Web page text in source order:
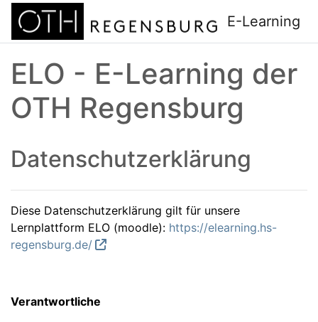
Zum Hauptinhalt
E-Learning
ELO - E-Learning der
OTH Regensburg
Datenschutzerklärung
Diese Datenschutzerklärung gilt für unsere
Lernplattform ELO (moodle): https://elearning.hs-
regensburg.de/
Verantwortliche